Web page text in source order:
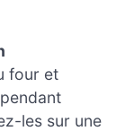
four et
les sur une